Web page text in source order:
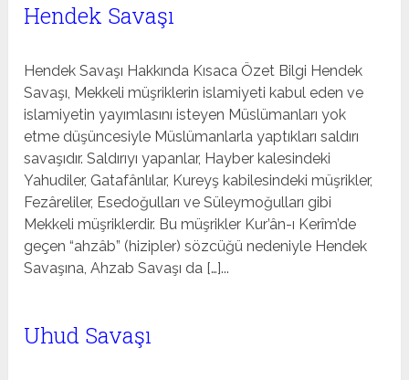
Hendek Savaşı
Hendek Savaşı Hakkında Kısaca Özet Bilgi Hendek
Savaşı, Mekkeli müşriklerin islamiyeti kabul eden ve
islamiyetin yayımlasını isteyen Müslümanları yok
etme düşüncesiyle Müslümanlarla yaptıkları saldırı
savaşıdır. Saldırıyı yapanlar, Hayber kalesindeki
Yahudiler, Gatafânlılar, Kureyş kabilesindeki müşrikler,
Fezâreliler, Esedoğulları ve Süleymoğulları gibi
Mekkeli müşriklerdir. Bu müşrikler Kur’ân-ı Kerîm’de
geçen “ahzâb” (hizipler) sözcüğü nedeniyle Hendek
Savaşına, Ahzab Savaşı da […]...
Uhud Savaşı